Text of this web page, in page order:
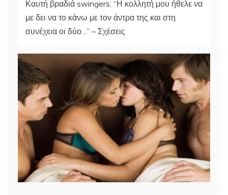
Καυτή βραδιά swingers: “Η κολλητή μου ήθελε να
με δει να το κάνω με τον άντρα της και στη
συνέχεια οι δύο…” – Σχέσεις